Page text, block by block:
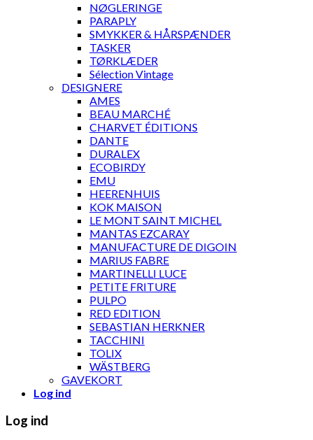
NØGLERINGE
PARAPLY
SMYKKER & HÅRSPÆNDER
TASKER
TØRKLÆDER
Sélection Vintage
DESIGNERE
AMES
BEAU MARCHÉ
CHARVET ÉDITIONS
DANTE
DURALEX
ECOBIRDY
EMU
HEERENHUIS
KOK MAISON
LE MONT SAINT MICHEL
MANTAS EZCARAY
MANUFACTURE DE DIGOIN
MARIUS FABRE
MARTINELLI LUCE
PETITE FRITURE
PULPO
RED EDITION
SEBASTIAN HERKNER
TACCHINI
TOLIX
WÄSTBERG
GAVEKORT
Log ind
Log ind